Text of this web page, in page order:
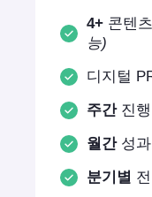
4+ 콘텐
능)
디지털
주간진행
월간성과
분기별